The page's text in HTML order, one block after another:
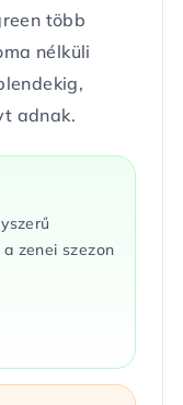
több
nélküli
adnak.
zenei szezon